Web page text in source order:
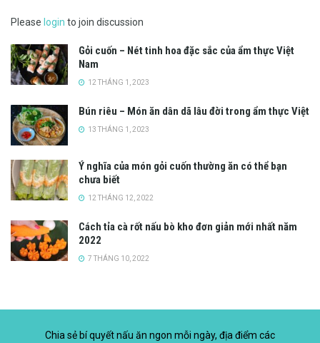
Please login to join discussion
Gỏi cuốn – Nét tinh hoa đặc sắc của ẩm thực Việt
Nam
12 THÁNG 1, 2023
Bún riêu – Món ăn dân dã lâu đời trong ẩm thực Việt
13 THÁNG 1, 2023
Ý nghĩa của món gỏi cuốn thường ăn có thể bạn
chưa biết
12 THÁNG 12, 2022
Cách tỉa cà rốt nấu bò kho đơn giản mới nhất năm
2022
7 THÁNG 10, 2022
Chia sẻ bí quyết nấu ăn ngon mỗi ngày, địa điểm các